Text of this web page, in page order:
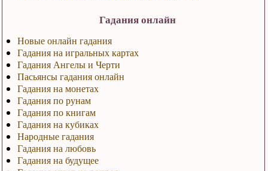
Гадания онлайн
Новые онлайн гадания
Гадания на игральных картах
Гадания Ангелы и Черти
Пасьянсы гадания онлайн
Гадания на монетах
Гадания по рунам
Гадания по книгам
Гадания на кубиках
Народные гадания
Гадания на любовь
Гадания на будущее